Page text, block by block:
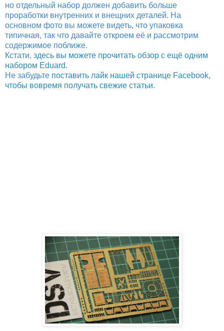
но отдельный набор должен добавить больше
проработки внутренних и внещних деталей. На
основном фото вы можете видеть, что упаковка
типичная, так что давайте откроем её и рассмотрим
содержимое поближе.
Кстати, здесь вы можете прочитать обзор с ещё одним
набором Eduard.
Не забудьте поставить лайк нашей странице Facebook,
чтобы вовремя получать свежие статьи.